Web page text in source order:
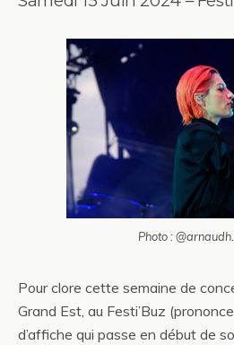
Photo :
Pour clore cette semaine de
Grand Est, au Festi’Buz
d’affiche qui passe en début de